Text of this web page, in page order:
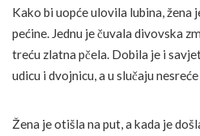
Kako bi uopće ulovila lubina,
pećine. Jednu je čuvala divovska
treću zlatna pčela. Dobila je i
udicu i dvojnicu, a u slučaju
Žena je otišla na put, a kada je